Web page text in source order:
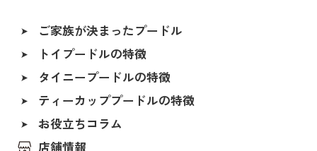
シャンパン
シルバー＆ホワイト
ペールホーン
ブルー
レッド（レッド・フォーン）
ご家族が決まったプードル
ALL
香川県
北海道
福島県
茨城県
トイプードルの特徴
タイニープードルの特徴
ティーカッププードルの特徴
お役立ちコラム
店舗情報